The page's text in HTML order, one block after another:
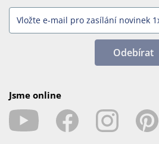
Odebírat
Jsme online